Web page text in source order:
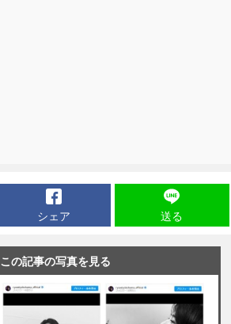
シェア 送る
この記事の写真を見る